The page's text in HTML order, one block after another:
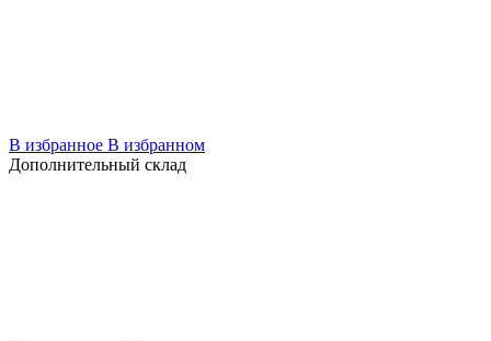
В избранное В избранном
Дополнительный склад